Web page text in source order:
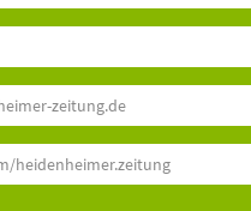
zeitung.de
heidenheimer.zeitung